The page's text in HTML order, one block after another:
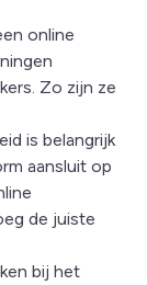
online
Zo zijn ze
is belangrijk
aansluit op
de juiste
bij het